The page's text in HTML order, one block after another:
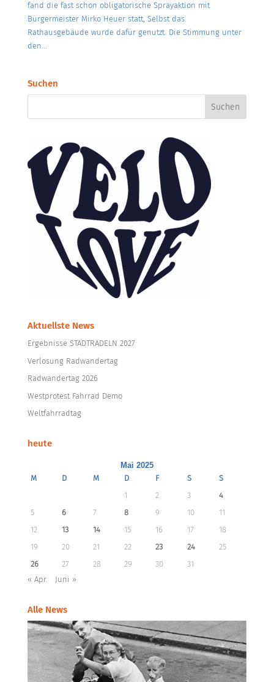
fand die fast schon obligatorische Sprayaktion mit
Bürgermeister Mirko Heuer statt, Selbst das
Rathausgebäude wurde dafür genutzt. Die Stimmung unter
den...
Suchen
Aktuellste News
Ergebnisse STADTRADELN 2027
Verlosung Radwandertag
Radwandertag 2026
Westprotest Fahrrad Demo
Weltfahrradtag
heute
Mai 2025
M
D M D F S
S
1
2 3
4
5
6 7 8 9 10
11
12
13 14 15 16 17
18
19
20 21 22 23 24
25
26
27 28 29 30
31
« Apr.
Juni »
Alle News